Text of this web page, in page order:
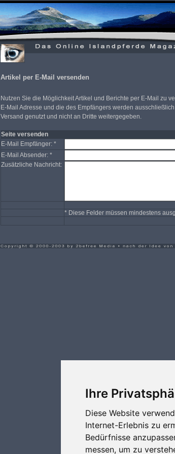
Ihre
Diese Website
Internet-Erlebnis zu
Bedürfnisse
messen, um zu
Artikel per E-Mail versenden
Nutzen Sie die Möglichkeit Artikel und Berichte per E-Mail zu
E-Mail Adresse und die des Empfängers werden
Versand genutzt und nicht an Dritte weitergegeben.
Seite versenden
E-Mail Empfänger: *
E-Mail Absender: *
Zusätzliche Nachricht:
* Diese Felder müssen mindestens